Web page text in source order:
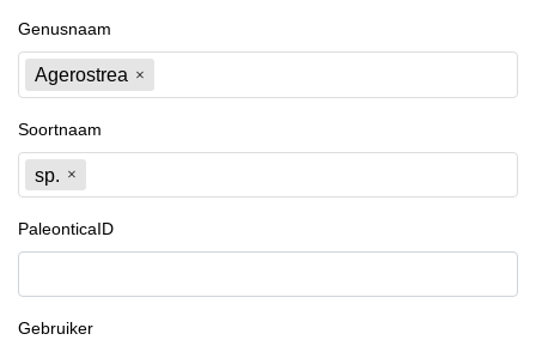
Genusnaam
Agerostrea
Soortnaam
sp.
PaleonticaID
Gebruiker